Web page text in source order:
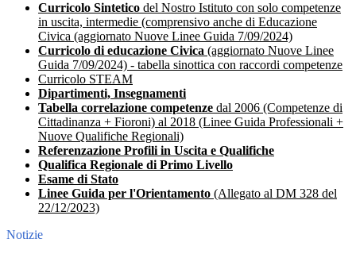
Curricolo Sintetico del Nostro Istituto con solo competenze
in uscita, intermedie (comprensivo anche di Educazione
Civica (aggiornato Nuove Linee Guida 7/09/2024)
Curricolo di educazione Civica (aggiornato Nuove Linee
Guida 7/09/2024) - tabella sinottica con raccordi competenze
Curricolo STEAM
Dipartimenti, Insegnamenti
Tabella correlazione competenze dal 2006 (Competenze di
Cittadinanza + Fioroni) al 2018 (Linee Guida Professionali +
Nuove Qualifiche Regionali)
Referenzazione Profili in Uscita e Qualifiche
Qualifica Regionale di Primo Livello
Esame di Stato
Linee Guida per l'Orientamento (Allegato al DM 328 del
22/12/2023)
Notizie